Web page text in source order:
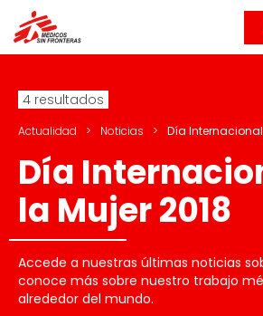
4 resultados
Actualidad > Noticias > Día Internacional
Día
la Mujer 2018
Accede a nuestras últimas noticias
conoce más sobre nuestro trabajo
alrededor del mundo.